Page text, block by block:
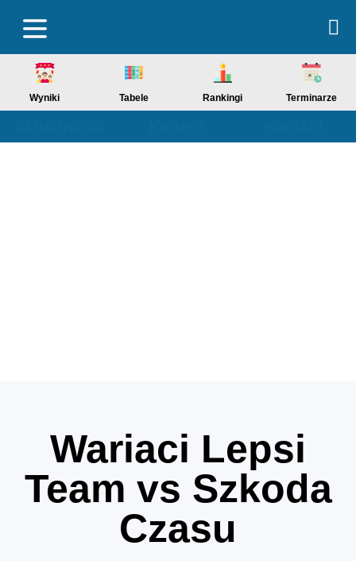
Wyniki Tabele Rankingi Terminarze
Wariaci Lepsi
Team vs Szkoda
Czasu